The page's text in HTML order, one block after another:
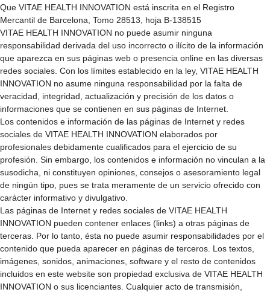
Que VITAE HEALTH INNOVATION está inscrita en el Registro
Mercantil de Barcelona, Tomo 28513, hoja B-138515
VITAE HEALTH INNOVATION no puede asumir ninguna
responsabilidad derivada del uso incorrecto o ilícito de la información
que aparezca en sus páginas web o presencia online en las diversas
redes sociales. Con los límites establecido en la ley, VITAE HEALTH
INNOVATION no asume ninguna responsabilidad por la falta de
veracidad, integridad, actualización y precisión de los datos o
informaciones que se contienen en sus páginas de Internet.
Los contenidos e información de las páginas de Internet y redes
sociales de VITAE HEALTH INNOVATION elaborados por
profesionales debidamente cualificados para el ejercicio de su
profesión. Sin embargo, los contenidos e información no vinculan a la
susodicha, ni constituyen opiniones, consejos o asesoramiento legal
de ningún tipo, pues se trata meramente de un servicio ofrecido con
carácter informativo y divulgativo.
Las páginas de Internet y redes sociales de VITAE HEALTH
INNOVATION pueden contener enlaces (links) a otras páginas de
terceras. Por lo tanto, ésta no puede asumir responsabilidades por el
contenido que pueda aparecer en páginas de terceros. Los textos,
imágenes, sonidos, animaciones, software y el resto de contenidos
incluidos en este website son propiedad exclusiva de VITAE HEALTH
INNOVATION o sus licenciantes. Cualquier acto de transmisión,